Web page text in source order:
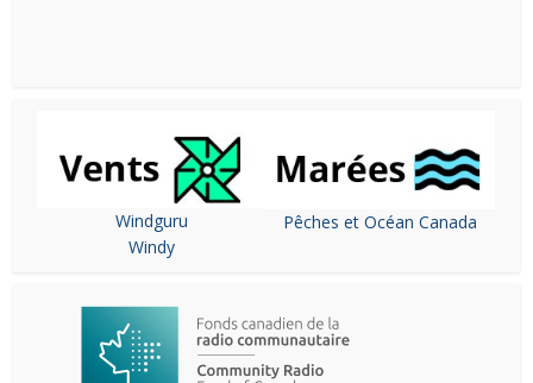
Windguru
Windy
Pêches et Océan Canada